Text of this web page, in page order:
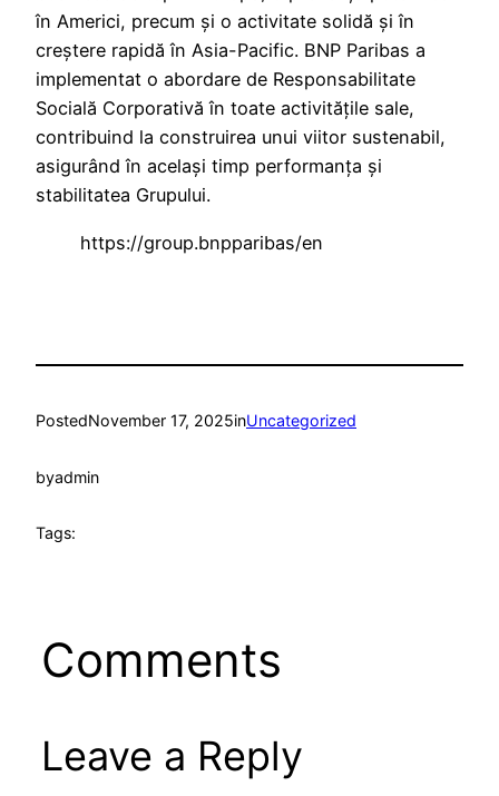
în Americi, precum și o activitate solidă și în
creștere rapidă în Asia-Pacific. BNP Paribas a
implementat o abordare de Responsabilitate
Socială Corporativă în toate activitățile sale,
contribuind la construirea unui viitor sustenabil,
asigurând în același timp performanța și
stabilitatea Grupului.
https://group.bnpparibas/en
PostedNovember 17, 2025inUncategorized
byadmin
Tags:
Comments
Leave a Reply